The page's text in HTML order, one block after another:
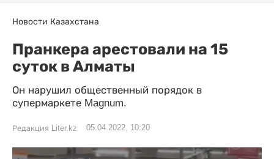
Новости Казахстана
Пранкера арестовали на 15
суток в Алматы
Он нарушил общественный порядок в
супермаркете Magnum.
Редакция Liter.kz 05.04.2022, 10:20